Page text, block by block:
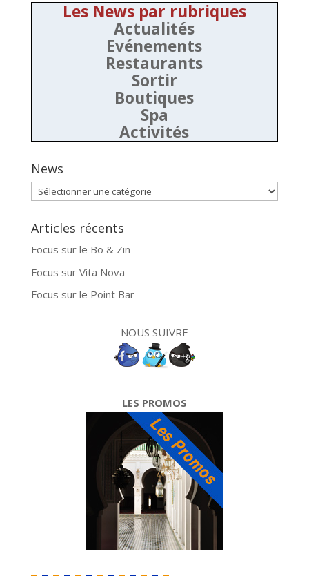
Les News par rubriques
Actualités
Evénements
Restaurants
Sortir
Boutiques
Spa
Activités
News
News
Articles récents
Focus sur le Bo & Zin
Focus sur Vita Nova
Focus sur le Point Bar
NOUS SUIVRE
LES PROMOS